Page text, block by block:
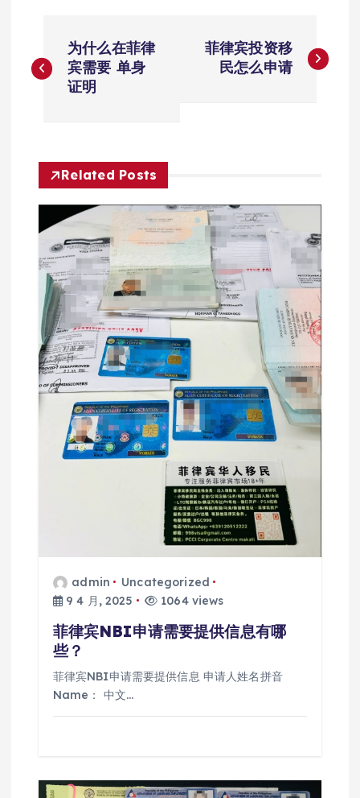
章
航
为什么在菲律
宾需要 单身
证明
菲律宾投资移
民怎么申请
Related Posts
admin
Uncategorized
9 4 月, 2025
1064 views
菲律宾NBI申请需要提供信息有哪
些？
菲律宾NBI申请需要提供信息 申请人姓名拼音
Name： 中文…